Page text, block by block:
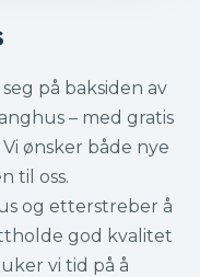
på baksiden av
– med gratis
ønsker både nye
til oss.
og etterstreber å
god kvalitet
vi tid på å